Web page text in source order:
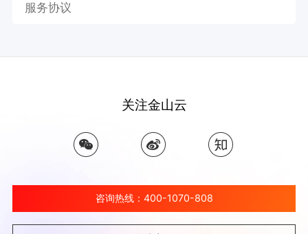
服务协议
关注金山云
咨询热线：400-1070-808